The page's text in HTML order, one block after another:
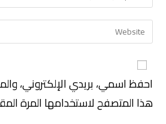
احفظ اسمي، بريدي الإلكتروني،
هذا المتصفح لاستخدامها المرة